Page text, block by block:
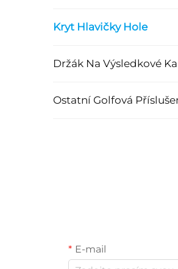
Kryt Hlavičky Hole
Držák Na Výsledkové
Ostatní Golfová
E-mail